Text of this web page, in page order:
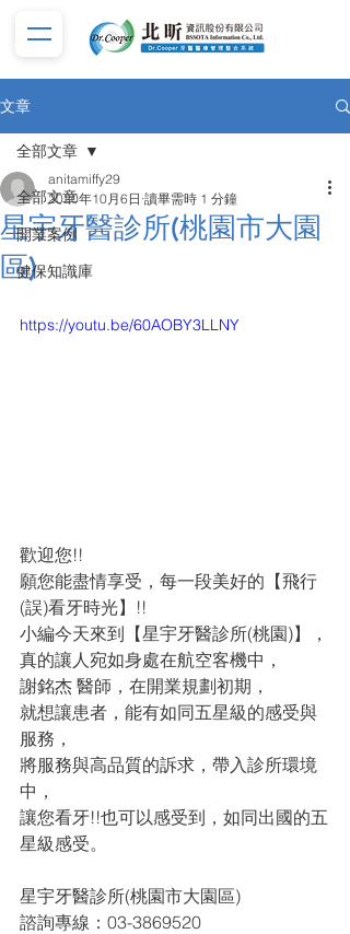
文章
全部文章
開業案例
健保知識庫
全部文章
星宇牙醫診所(桃園市大園
區)
anitamiffy29
2020年10月6日 讀畢需時 1 分鐘
https://youtu.be/60AOBY3LLNY
歡迎您!!
願您能盡情享受，每一段美好的【飛行
(誤)看牙時光】!!
小編今天來到【星宇牙醫診所(桃園)】，
真的讓人宛如身處在航空客機中，
謝銘杰 醫師，在開業規劃初期，
就想讓患者，能有如同五星級的感受與
服務，
將服務與高品質的訴求，帶入診所環境
中，
讓您看牙!!也可以感受到，如同出國的五
星級感受。
星宇牙醫診所(桃園市大園區)
諮詢專線：03-3869520